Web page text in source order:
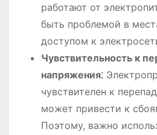
работают от
быть проблемой в
доступом к
Чувствительность к
напряжения⁚
чувствителен к
может привести к
Поэтому, важно